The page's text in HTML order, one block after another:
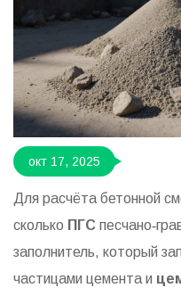
окт 17, 2025
Для расчёта бетонной
сколько ПГС
заполнитель, который
частицами цемента и